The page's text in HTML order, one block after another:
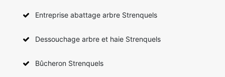
Entreprise abattage arbre Strenquels
Dessouchage arbre et haie Strenquels
Bûcheron Strenquels